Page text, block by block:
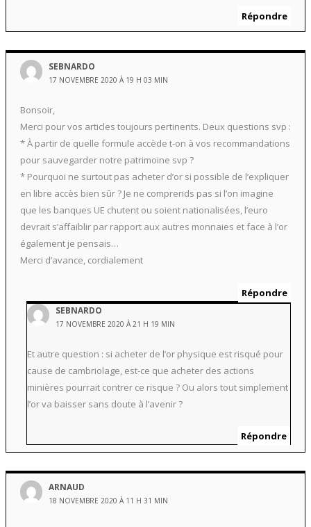
Répondre
SEBNARDO
17 NOVEMBRE 2020 À 19 H 03 MIN
Bonsoir,
Merci pour vos articles toujours pertinents. Deux questions svp :
* À partir de quelle formule accède t-on à vos recommandations
pour sauvegarder notre patrimoine svp ?
* Pourquoi ne surtout pas acheter d’or si possible de l’expliquer
en libre accès bien sûr ? Je ne comprends pas si l’on imagine
que les banques UE chutent ou soient nationalisées, l’euro
devrait s’affaiblir par rapport aux autres monnaies et face à l’or
également je pensais…
Merci d’avance, cordialement
Répondre
SEBNARDO
17 NOVEMBRE 2020 À 21 H 19 MIN
Et autre question : si acheter de l’or physique est risqué pour
cause de cambriolage, est-ce que acheter des actions
minières pourrait contrer ce risque ? Ou alors tout simplement
l’or va baisser sans doute à l’avenir ?
Répondre
ARNAUD
18 NOVEMBRE 2020 À 11 H 31 MIN